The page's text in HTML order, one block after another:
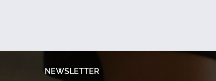
NEWSLETTER